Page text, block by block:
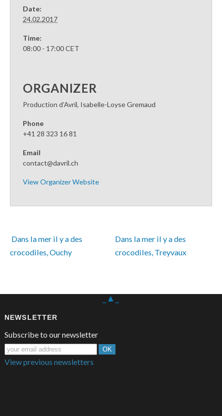
Date:
24.02.2017
Time:
08:00 - 17:00CET
ORGANIZER
Production d’Avril, Isabelle-Loyse Gremaud
Phone
+41 28 323 16 81
Email
contact@davril.ch
View Organizer Website
crocodiles, Ouchy
Dans la mer il y a des
crocodiles, Treyvaux
_▲_
NEWSLETTER
Subscribe to our newsletter
View previous newsletters